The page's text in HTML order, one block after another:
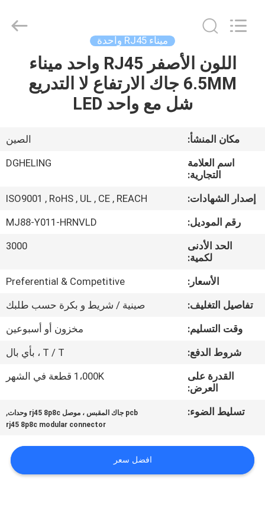
الصفحة
الرئيسية
معلومات
جولة
مراقبة
الجودة
اتصل
اطلب
خريطة
Heling
Electronic
ميناء RJ45 واحدة
اللون الأصفر RJ45 واحد ميناء
6.5MM جاك الارتفاع لا التدريع
شل مع واحد LED
مكان المنشأ:
الصين
اسم العلامة
التجارية:
DGHELING
إصدار الشهادات:
ISO9001 , RoHS , UL , CE , REACH
رقم الموديل:
MJ88-Y011-HRNVLD
الحد الأدنى
لكمية:
3000
الأسعار:
Preferential & Competitive
تفاصيل التغليف:
صينية / شريط و بكرة حسب طلبك
وقت التسليم:
مخزون أو أسبوعين
شروط الدفع:
T / T ، بأي بال
القدرة على
العرض:
1،000K قطعة في الشهر
تسليط الضوء: pcb جاك المقبس ، موصل rj45 8p8c وحدات ,
rj45 8p8c modular connector
افضل سعر